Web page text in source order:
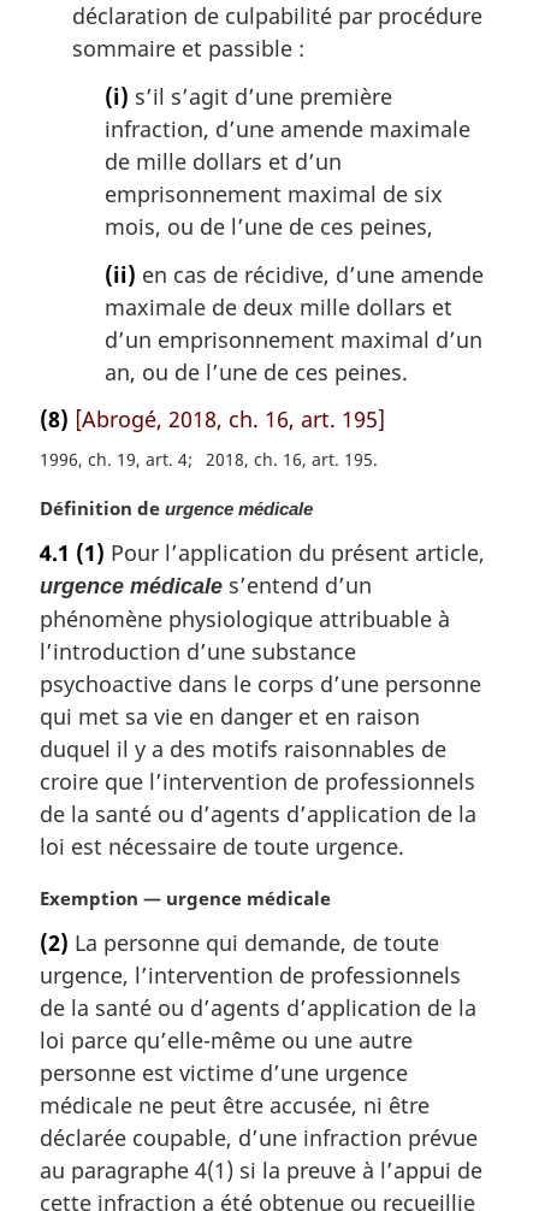
déclaration de culpabilité par procédure
sommaire et passible :
(i) s’il s’agit d’une première
infraction, d’une amende maximale
de mille dollars et d’un
emprisonnement maximal de six
mois, ou de l’une de ces peines,
(ii) en cas de récidive, d’une amende
maximale de deux mille dollars et
d’un emprisonnement maximal d’un
an, ou de l’une de ces peines.
(8) [Abrogé, 2018, ch. 16, art. 195]
1996, ch. 19, art. 4 2018, ch. 16, art. 195
N
t
e
m
a
r
g
i
n
a
e
:
Définition de urgence médicale
4.1 (1) Pour l’application du présent article,
urgence médicale s’entend d’un
phénomène physiologique attribuable à
l’introduction d’une substance
psychoactive dans le corps d’une personne
qui met sa vie en danger et en raison
duquel il y a des motifs raisonnables de
croire que l’intervention de professionnels
de la santé ou d’agents d’application de la
loi est nécessaire de toute urgence.
N
t
e
m
a
r
g
i
n
a
Exemption — urgence médicale
(2) La personne qui demande, de toute
urgence, l’intervention de professionnels
de la santé ou d’agents d’application de la
loi parce qu’elle-même ou une autre
personne est victime d’une urgence
médicale ne peut être accusée, ni être
déclarée coupable, d’une infraction prévue
au paragraphe 4(1) si la preuve à l’appui de
cette infraction a été obtenue ou recueillie